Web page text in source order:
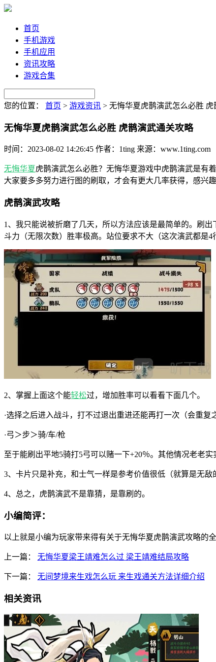
首页
手机游戏
手机应用
资讯攻略
游戏合集
您的位置： 首页 > 游戏资讯 > 无悔华夏虎鹊演武怎么必胜
无悔华夏虎鹊演武怎么必胜 虎鹊演武通关攻略
时间：2023-08-02 14:26:45 作者：1ting 来源：www.1ting.com
无悔华夏虎鹊演武怎么必胜？无悔华夏游戏中虎鹊演武是有
大家要多多努力进行图的刷取，才会有更大几率获得，感兴
虎鹊演武攻略
1、我只能说被折磨了几天，所以方法应该是最简单的。刷
斗力（无限次数）胜率极高。站位要求不大（这次演武都是
2、掌握上面这个能轻松过，增加胜率可以看看下面几个。
·选择之后进入战斗，打不过退出重进还能再打一次（会重复
·弓＞步＞骑/车/枪
至于能刷出平地5骑打5弓可以赌一下+20％。其他情况老老实
3、卡片只是补充，和士气一样是参考价值很低（就算是无
4、总之，虎鹊演武不是靠猜，是靠刷的。
小编简评：
以上就是小编为玩家带来得有关于无悔华夏虎鹊演武攻略的
上一篇： 无悔华夏梁王靖难怎么过 梁王靖难结局攻略
下一篇： 无间梦境来生戏怎么玩 来生戏通关方法详细介绍
相关资讯